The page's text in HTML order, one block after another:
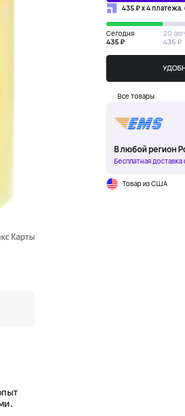
435 ₽ х 4 платежа,
Сегодня
435 ₽
20
435 ₽
Все товары
В любой регион
Бесплатная
Товар из США